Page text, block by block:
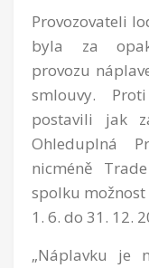
Provozovateli
byla za
provozu
smlouvy.
postavili jak
Ohleduplná
nicméně
spolku
1. 6. do 31. 12.
„Náplavku je